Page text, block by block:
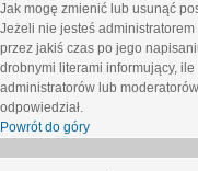
Jak mogę zmienić lub usunąć
Jeżeli nie jesteś
przez jakiś czas po jego
drobnymi literami informujący,
administratorów lub
odpowiedział.
Powrót do góry